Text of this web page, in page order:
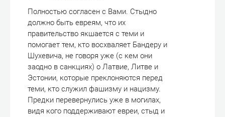
Полностью согласен с Вами. Стыдно
должно быть евреям, что их
правительство якшается с теми и
помогает тем, кто восхваляет Бандеру и
Шухевича, не говоря уже (с кем они
заодно в санкциях) о Латвие, Литве и
Эстонии, которые преклоняются перед
теми, кто служил фашизму и нацизму.
Предки перевернулись уже в могилах,
видя кого поддерживают евреи, стыд и